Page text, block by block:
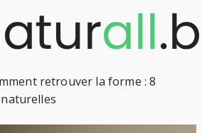
retrouver la forme : 8